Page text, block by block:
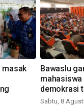
masak
Bawaslu
mahasiswa
demokrasi
digital
Sabtu, 8